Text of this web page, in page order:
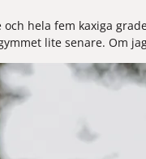
hela fem kaxiga
lite senare. Om